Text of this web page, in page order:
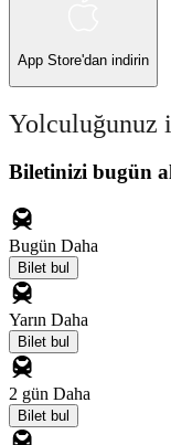
App Store'dan indirin
Yolculuğunuz
Biletinizi bugün
Bugün Daha
Bilet bul
Yarın Daha
Bilet bul
2 gün Daha
Bilet bul